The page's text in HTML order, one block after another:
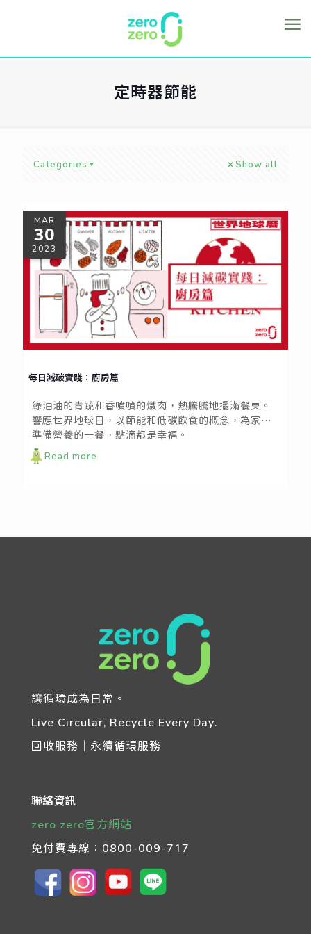
定時器節能
Categories Show all
MAR
30
2023
每日減碳實踐：廚房篇
綠油油的青蔬和香噴噴的燉肉，熱騰騰地擺滿餐桌。
響應世界地球日，以節能和低碳飲食的概念，為家人
準備營養的一餐，點滴都是幸福。
Read more
讓循環成為日常。
Live Circular, Recycle Every Day.
回收服務｜永續循環服務
聯絡資訊
zero zero官方網站
免付費專線： 0800-009-717